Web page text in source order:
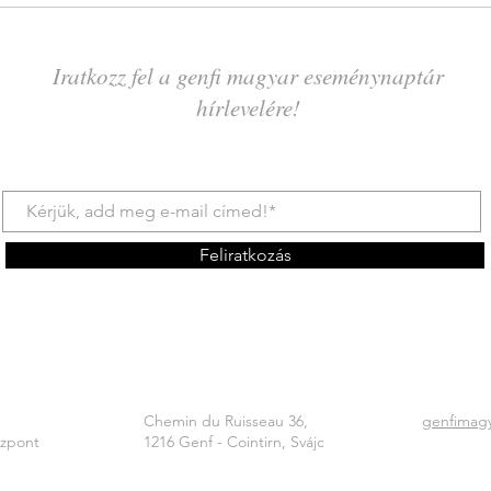
Iratkozz fel a genfi magyar eseménynaptár
hírlevelére!
Feliratkozás
Chemin du Ruisseau 36,
1216 Genf - Cointirn, Svájc